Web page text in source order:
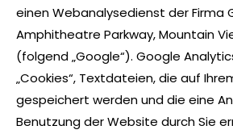
einen Webanalysedienst der Firma
Amphitheatre Parkway, Mountain
(folgend „Google“). Google
„Cookies“, Textdateien, die auf
gespeichert werden und die eine
Benutzung der Website durch Sie